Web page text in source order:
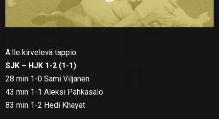
A:lle kirvelevä tappio
SJK – HJK 1-2 (1-1)
28 min 1-0 Sami Viljanen
43 min 1-1 Aleksi Pahkasalo
83 min 1-2 Hedi Khayat